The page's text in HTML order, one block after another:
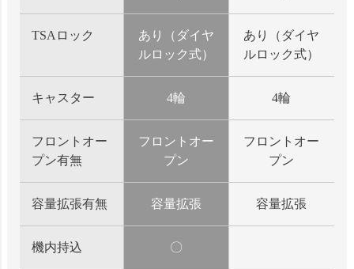
TSAロック
あり（ダイヤ
ルロック式）
あり（ダイヤ
ルロック式）
キャスター 4輪 4輪
フロントオー
プン有無
フロントオー
プン
フロントオー
プン
容量拡張有無 容量拡張 容量拡張
機内持込 〇